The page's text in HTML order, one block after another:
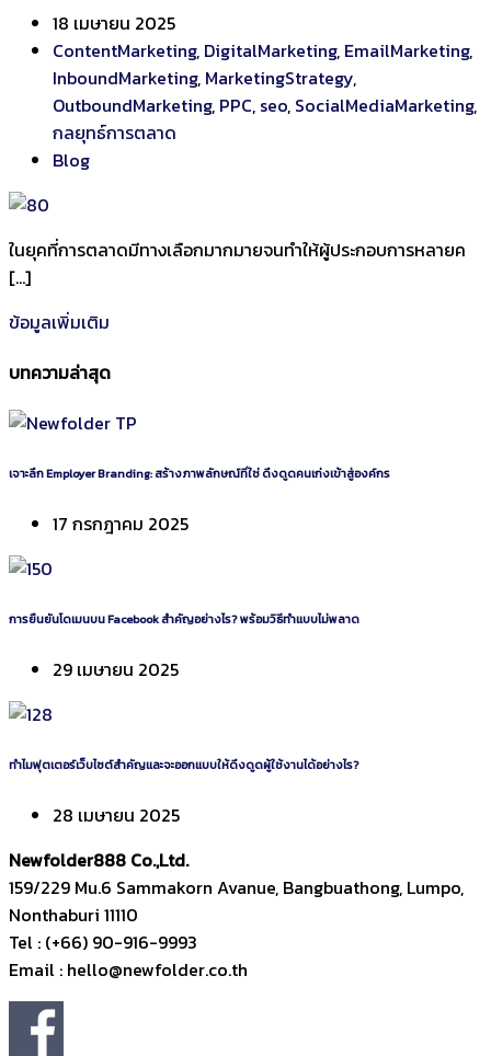
18 เมษายน 2025
ContentMarketing, DigitalMarketing, EmailMarketing,
InboundMarketing, MarketingStrategy,
OutboundMarketing, PPC, seo, SocialMediaMarketing,
กลยุทธ์การตลาด
Blog
ในยุคที่การตลาดมีทางเลือกมากมายจนทำให้ผู้ประกอบการหลายค
[…]
ข้อมูลเพิ่มเติม
บทความล่าสุด
เจาะลึก Employer Branding: สร้างภาพลักษณ์ที่ใช่ ดึงดูดคนเก่งเข้าสู่องค์กร
17 กรกฎาคม 2025
การยืนยันโดเมนบน Facebook สำคัญอย่างไร? พร้อมวิธีทำแบบไม่พลาด
29 เมษายน 2025
ทำไมฟุตเตอร์เว็บไซต์สำคัญและจะออกแบบให้ดึงดูดผู้ใช้งานได้อย่างไร?
28 เมษายน 2025
Newfolder888 Co.,Ltd.
159/229 Mu.6 Sammakorn Avanue, Bangbuathong, Lumpo,
Nonthaburi 11110
Tel : (+66) 90-916-9993
Email : hello@newfolder.co.th